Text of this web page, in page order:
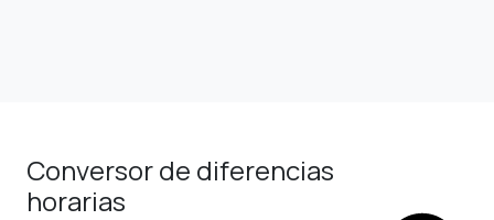
Conversor de diferencias
horarias